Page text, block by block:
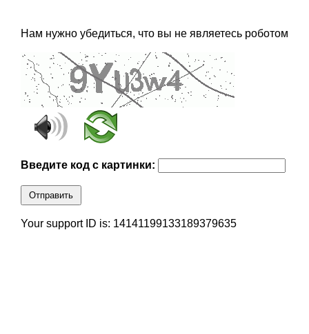
Нам нужно убедиться, что вы не являетесь роботом
Введите код с картинки:
Отправить
Your support ID is: 14141199133189379635